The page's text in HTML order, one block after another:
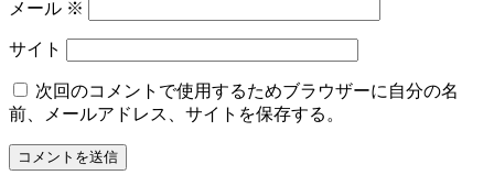
メール ※
サイト
次回のコメントで使用するためブラウザーに自分の名
前、メールアドレス、サイトを保存する。